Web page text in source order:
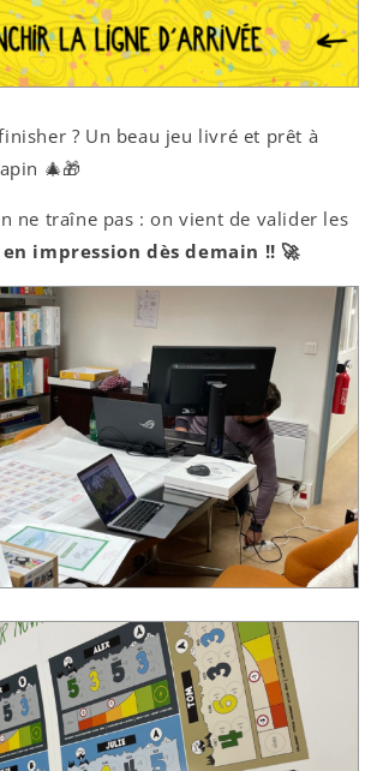
? Un beau jeu livré et prêt à
🎄🎁
ne traîne pas : on vient de valider les
impression dès demain !! 🚀